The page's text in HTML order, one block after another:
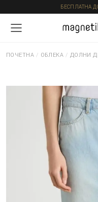
БЕСПЛАТНА
ПОЧЕТНА / ОБЛЕКА / ДОЛНИ